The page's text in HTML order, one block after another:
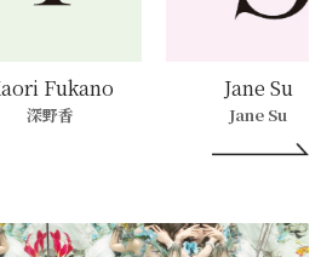
Fukano
深野香
Jane Su
Jane Su